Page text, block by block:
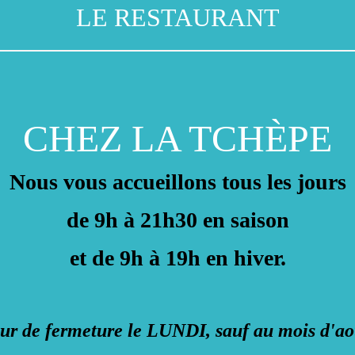
LE RESTAURANT
CHEZ LA TCHÈPE
Nous vous accueillons tous les jours
de 9h à 21h30 en saison
et de 9h à 19h en hiver.
de fermeture le LUNDI, sauf au mois